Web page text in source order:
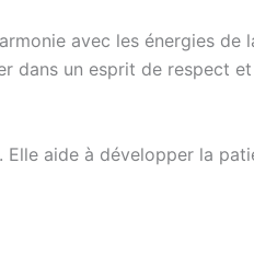
avec les énergies
dans un esprit de respect
aide à développer la